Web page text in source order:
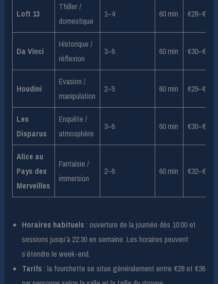
Loft 13
Thiller /
domestique
1–4 60 min €28–€32
Da Vinci
Historique /
réflexion
3–6 60 min €30–€34
Houdini
Évasion /
manipulation
2–5 60 min €29–€33
Les
Disparus
Enquête /
atmosphère
3–6 60 min €30–€36
Alice au
Pays des
Merveilles
Fantaisie /
immersion
2–6 60 min €32–€36
Horaires habituels : ouverture de la journée dès 10:00 et
sessions jusqu’à 22:30 en semaine. Les horaires peuvent
s’étendre le week-end.
Tarifs : la fourchette se situe généralement entre €28 et €36